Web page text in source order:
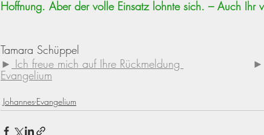
Hoffnung. Aber der volle Einsatz lohnte sich. – Auch Ihr
Tamara Schüppel
► Ich freue mich auf Ihre Rückmeldung
                   ►
Evangelium
Johannes-Evangelium